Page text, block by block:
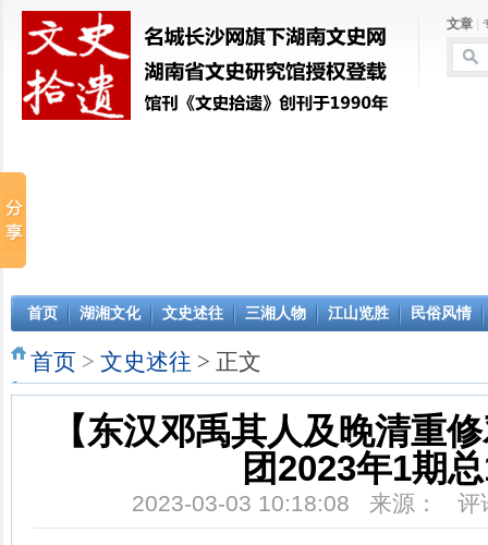
文章
首页 湖湘文化 文史述往 三湘人物 江山览胜 民俗风情
首页 > 文史述往 > 正文
【东汉邓禹其人及晚清重
团2023年1期
2023-03-03 10:18:08 来源： 评